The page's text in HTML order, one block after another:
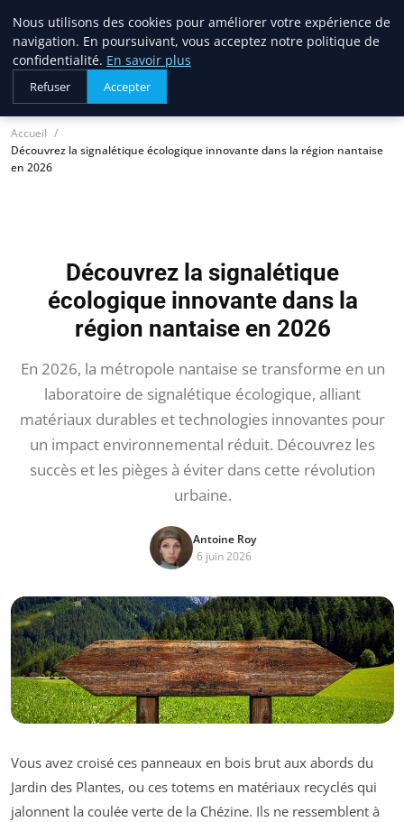
lostpages
BUSINESS INSIGHTS
Accueil
Découvrez la signalétique écologique innovante dans la région nantaise
en 2026
Découvrez la signalétique
écologique innovante dans la
région nantaise en 2026
En 2026, la métropole nantaise se transforme en un
laboratoire de signalétique écologique, alliant
matériaux durables et technologies innovantes pour
un impact environnemental réduit. Découvrez les
succès et les pièges à éviter dans cette révolution
urbaine.
Antoine Roy
6 juin 2026
Vous avez croisé ces panneaux en bois brut aux abords du
Jardin des Plantes, ou ces totems en matériaux recyclés qui
jalonnent la coulée verte de la Chézine. Ils ne ressemblent à
Nous utilisons des cookies pour améliorer votre expérience de
navigation. En poursuivant, vous acceptez notre politique de
confidentialité. En savoir plus
Refuser Accepter